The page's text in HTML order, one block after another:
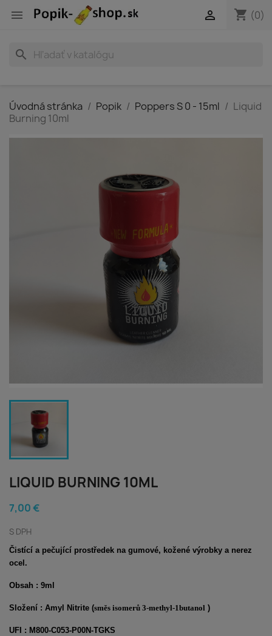
 shopping_cart (0)

search
Úvodná stránka Popik Poppers S 0 - 15ml
Liquid
Burning 10ml
LIQUID BURNING 10ML
7,00 €
S DPH
Čistící a pečující prostředek na gumové, kožené výrobky a nerez
ocel.
Obsah : 9ml
Složení : Amyl Nitrite (směs isomerů 3-methyl-1butanol )
UFI : M800-C053-P00N-TGKS